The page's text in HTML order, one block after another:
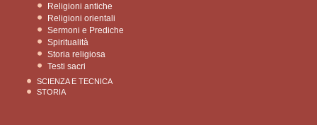
Religioni antiche
Religioni orientali
Sermoni e Prediche
Spiritualità
Storia religiosa
Testi sacri
SCIENZA E TECNICA
STORIA